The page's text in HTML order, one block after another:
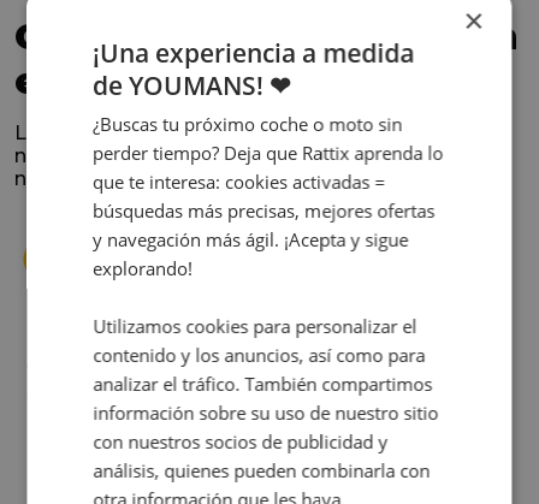
Confía en los que nos han
elegido
La satisfacción y la experiencia de los clientes es
nuestra prioridad. Lee lo que opinan y conoce
nuestra historia.
Cuando decidí vender mi coche busqué
diferentes empresas donde hacerlo y la que
me dio más confianza fue Rattix, por las
buenas (y tantas) reseñas que tienen.
Realmente la experiencia ha sido muy
×
¡Una experiencia a medida
de YOUMANS! ❤
¿Buscas tu próximo coche o moto sin
perder tiempo? Deja que Rattix aprenda lo
que te interesa: cookies activadas =
búsquedas más precisas, mejores ofertas
y navegación más ágil. ¡Acepta y sigue
explorando!
Utilizamos cookies para personalizar el
contenido y los anuncios, así como para
analizar el tráfico. También compartimos
información sobre su uso de nuestro sitio
con nuestros socios de publicidad y
análisis, quienes pueden combinarla con
otra información que les haya